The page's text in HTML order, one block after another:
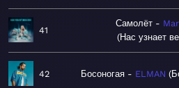
41
Самолёт
Нас узнает
42 Босоногая ELMAN